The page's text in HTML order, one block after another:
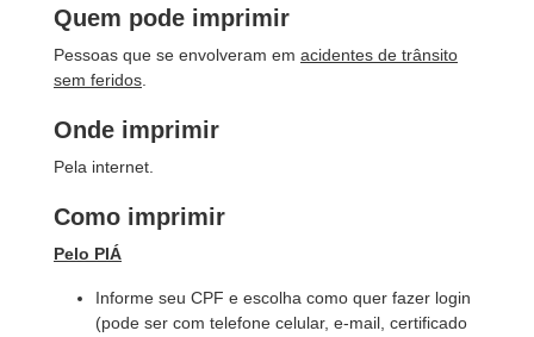
Quem pode imprimir
Pessoas que se envolveram em acidentes de trânsito
sem feridos
Onde imprimir
Pela internet.
Como imprimir
Pelo PIÁ
Informe seu CPF e escolha como quer fazer login
(pode ser com telefone celular, e-mail, certificado